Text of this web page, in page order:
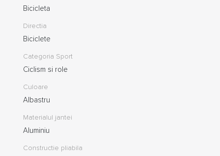
Bicicleta
Directia
Biciclete
Categoria Sport
Ciclism si role
Culoare
Albastru
Materialul jantei
Aluminiu
Constructie pliabila